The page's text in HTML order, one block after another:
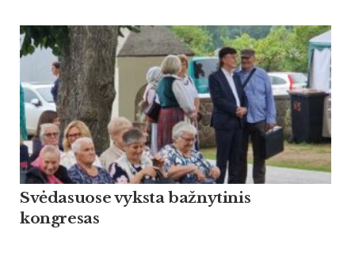
Svėdasuose vyksta bažnytinis
kongresas